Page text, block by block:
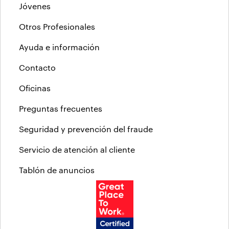
Jóvenes
Otros Profesionales
Ayuda e información
Contacto
Oficinas
Preguntas frecuentes
Seguridad y prevención del fraude
Servicio de atención al cliente
Tablón de anuncios